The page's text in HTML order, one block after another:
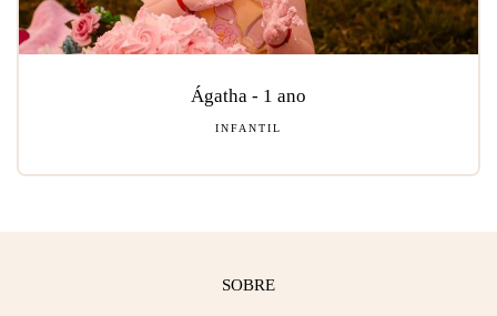
Ágatha - 1 ano
INFANTIL
SOBRE